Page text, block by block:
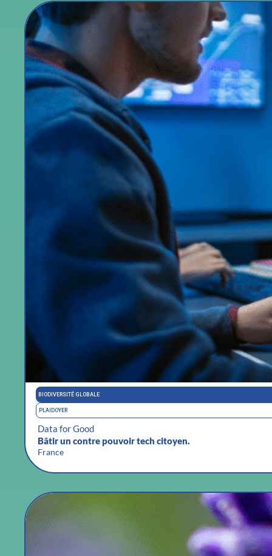
BIODIVERSITÉ GLOBALE
PLAIDOYER
Data for Good
Bâtir un contre pouvoir tech citoyen.
France